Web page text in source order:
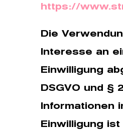
https://
Die
Interesse an
Einwilligung
DSGVO und §
Informationen
Einwilligung